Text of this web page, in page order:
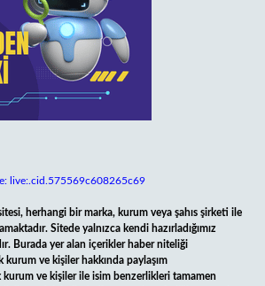
live:.cid.575569c608265c69
herhangi bir marka, kurum veya şahıs şirketi ile
Sitede yalnızca kendi hazırladığımız
Burada yer alan içerikler haber niteliği
kurum ve kişiler hakkında paylaşım
kurum ve kişiler ile isim benzerlikleri tamamen